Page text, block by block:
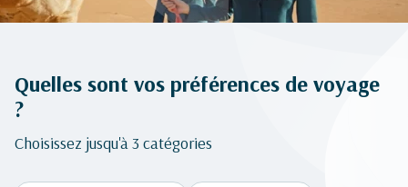
Quelles sont vos préférences de voyage
?
Choisissez jusqu'à 3 catégories